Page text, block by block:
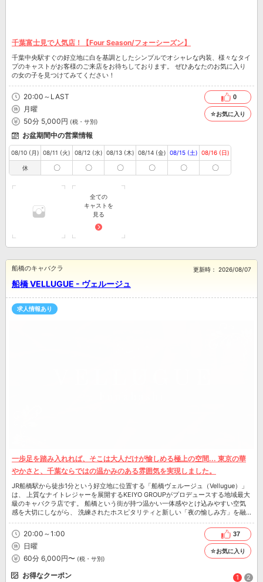
千葉富士見で人気店！【Four Season/フォーシーズン】
千葉中央駅すぐの好立地に白を基調としたシンプルでオシャレな内装、様々なタイ
プのキャストがお客様のご来店をお待ちしております。 ぜひあなたのお気に入り
の女の子を見つけてみてください！
20:00～LAST
月曜
50分 5,000円 (税・サ別)
0
☆お気に入り
お盆期間中の営業情報
08/10 (月)
休
08/11 (火)
〇
08/12 (水)
〇
08/13 (木)
〇
08/14 (金)
〇
08/15 (土)
〇
08/16 (日)
〇
全ての
キャストを
見る
船橋 VELLUGUE - ヴェルージュ
船橋のキャバクラ 更新時： 2026/08/07
求人情報あり
一歩足を踏み入れれば、そこは大人だけが愉しめる極上の空間... 東京の華
やかさと、千葉ならではの温かみのある雰囲気を実現しました。
JR船橋駅から徒歩1分という好立地に位置する「船橋ヴェルージュ（Vellugue）」
は、 上質なナイトレジャーを展開するKEIYO GROUPがプロデュースする地域最大
級のキャバクラ店です。 船橋という街が持つ温かい一体感やとけ込みやすい空気
感を大切にしながら、 洗練されたホスピタリティと新しい「夜の愉しみ方」を融
合させた唯一無二の空間を提供しており、 「船橋にこれほど上質な時間が流れる
場所があるんだ」と皆様に愛される店作りを追求し続けております。 店内には、
ビジネスシーンの大切な接待にも相応しい静謐な完全個室や、プライベートを華や
かに彩るカラオケ完備のVIPルームなど、 多様なニーズにお応えする豪華設備を完
備いたしました。 磨き抜かれたキャストによるおもてなしの心で、皆様の夜を至
福のひとときへと変えてまいります。 船橋で過ごす特別な夜に、ぜひ当店をお選
びください。
20:00～1:00
日曜
60分 6,000円〜 (税・サ別)
37
☆お気に入り
お得なクーポン 1 2